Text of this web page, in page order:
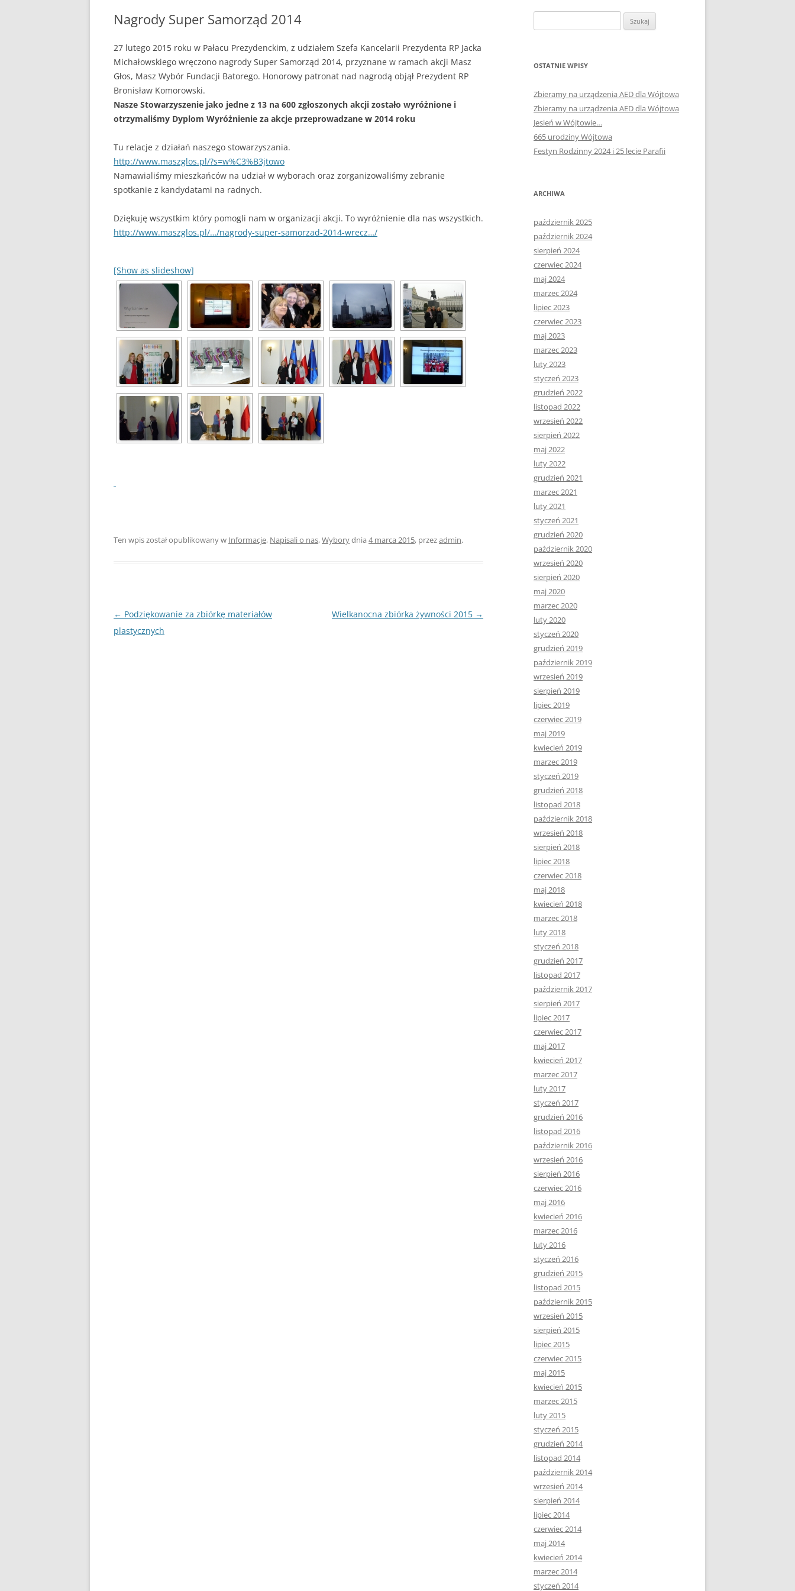
POPRZEDNIA STRONA
Nagrody Super Samorząd 2014
27 lutego 2015 roku w Pałacu Prezydenckim, z udziałem Szefa Kancelarii Prezydenta RP Jacka
Michałowskiego wręczono nagrody Super Samorząd 2014, przyznane w ramach akcji Masz
Głos, Masz Wybór Fundacji Batorego. Honorowy patronat nad nagrodą objął Prezydent RP
Bronisław Komorowski.
Nasze Stowarzyszenie jako jedne z 13 na 600 zgłoszonych akcji zostało wyróżnione i
otrzymaliśmy Dyplom Wyróżnienie za akcje przeprowadzane w 2014 roku
Tu relacje z działań naszego stowarzyszania.
http://www.maszglos.pl/?s=w%C3%B3jtowo
Namawialiśmy mieszkańców na udział w wyborach oraz zorganizowaliśmy zebranie
spotkanie z kandydatami na radnych.
Dziękuję wszystkim który pomogli nam w organizacji akcji. To wyróżnienie dla nas wszystkich.
http://www.maszglos.pl/…/nagrody-super-samorzad-2014-wrecz…/
[Show as slideshow]
Ten wpis został opublikowany w Informacje, Napisali o nas,Wyborydnia 4 marca 2015, przezadmin.
Nawigacja
wpisu
← Podziękowanie za zbiórkę materiałów
plastycznych
Wielkanocna zbiórka żywności 2015 →
OSTATNIE WPISY
Zbieramy na urządzenia AED dla Wójtowa
Zbieramy na urządzenia AED dla Wójtowa
Jesień w Wójtowie…
665 urodziny Wójtowa
Festyn Rodzinny 2024 i 25 lecie Parafii
ARCHIWA
październik 2025
październik 2024
sierpień 2024
czerwiec 2024
maj 2024
marzec 2024
lipiec 2023
czerwiec 2023
maj 2023
marzec 2023
luty 2023
styczeń 2023
grudzień 2022
listopad 2022
wrzesień 2022
sierpień 2022
maj 2022
luty 2022
grudzień 2021
marzec 2021
luty 2021
styczeń 2021
grudzień 2020
październik 2020
wrzesień 2020
sierpień 2020
maj 2020
marzec 2020
luty 2020
styczeń 2020
grudzień 2019
październik 2019
wrzesień 2019
sierpień 2019
lipiec 2019
czerwiec 2019
maj 2019
kwiecień 2019
marzec 2019
styczeń 2019
grudzień 2018
listopad 2018
październik 2018
wrzesień 2018
sierpień 2018
lipiec 2018
czerwiec 2018
maj 2018
kwiecień 2018
marzec 2018
luty 2018
styczeń 2018
grudzień 2017
listopad 2017
październik 2017
sierpień 2017
lipiec 2017
czerwiec 2017
maj 2017
kwiecień 2017
marzec 2017
luty 2017
styczeń 2017
grudzień 2016
listopad 2016
październik 2016
wrzesień 2016
sierpień 2016
czerwiec 2016
maj 2016
kwiecień 2016
marzec 2016
luty 2016
styczeń 2016
grudzień 2015
listopad 2015
październik 2015
wrzesień 2015
sierpień 2015
lipiec 2015
czerwiec 2015
maj 2015
kwiecień 2015
marzec 2015
luty 2015
styczeń 2015
grudzień 2014
listopad 2014
październik 2014
wrzesień 2014
sierpień 2014
lipiec 2014
czerwiec 2014
maj 2014
kwiecień 2014
marzec 2014
styczeń 2014